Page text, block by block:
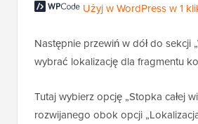
Użyj w WordPress w 1
Następnie przewiń w dół do sekcji
wybrać lokalizację dla fragmentu
Tutaj wybierz opcję „Stopka całej
rozwijanego obok opcji